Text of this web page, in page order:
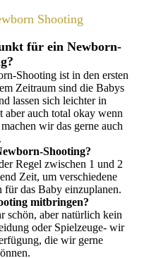
Shooting
für ein Newborn-
Shooting ist in den ersten
Zeitraum sind die Babys
lassen sich leichter in
aber auch total okay wenn
wir das gerne auch
Shooting?
Regel zwischen 1 und 2
Zeit, um verschiedene
für das Baby einzuplanen.
mitbringen?
schön, aber natürlich kein
oder Spielzeuge- wir
die wir gerne